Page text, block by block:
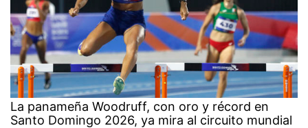
La panameña Woodruff, con oro y récord en
Santo Domingo 2026, ya mira al circuito mundial